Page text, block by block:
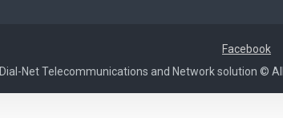
Facebook
Dial-Net Telecommunications and Network solution ©